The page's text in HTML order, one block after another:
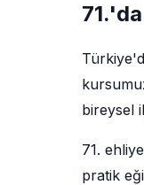
bireysel
71.
pratik